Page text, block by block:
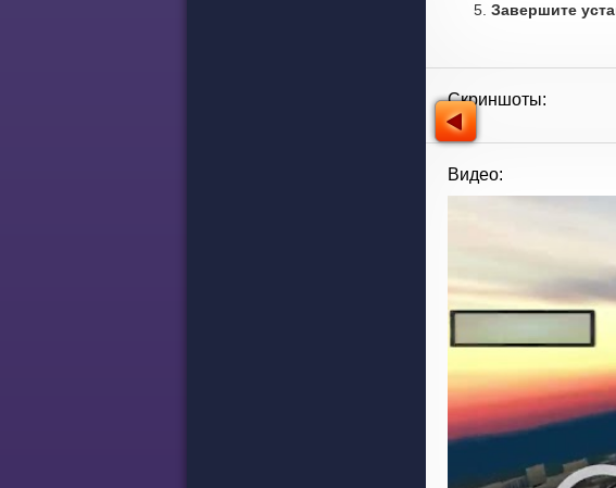
Завершите
Скриншоты:
Видео: